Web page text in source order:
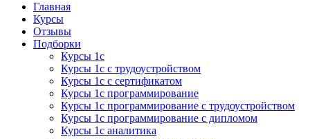
Курсы 1С
Курсы 1С официальная сертификация
Главная
Курсы
Отзывы
Подборки
Курсы 1с
Курсы 1с с трудоустройством
Курсы 1с с сертификатом
Курсы 1с программирование
Курсы 1с программирование с трудоустройством
Курсы 1с программирование с дипломом
Курсы 1с аналитика